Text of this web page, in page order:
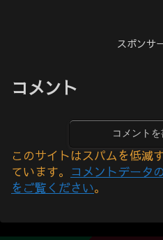
スポンサ
コメント
コメント
このサイトはスパムを低減
ています。 コメントデータ
をご覧ください。